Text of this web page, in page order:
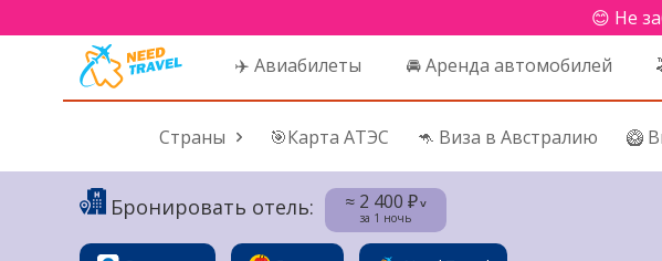
😊 Не
✈️ Авиабилеты 🚘 Аренда автомобилей
Страны 🎯Карта АТЭС 🦘 Виза в Австралию 🥝
Бронировать отель: ≈ 2 400 ₽˅
за 1 ночь